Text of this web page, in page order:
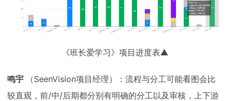
《班长爱学习》项目进度表▲
鸣宇
（SeenVision项目经理）：流程与分工可能看图会比
较直观，前/中/后期都分别有明确的分工以及审核，上下游